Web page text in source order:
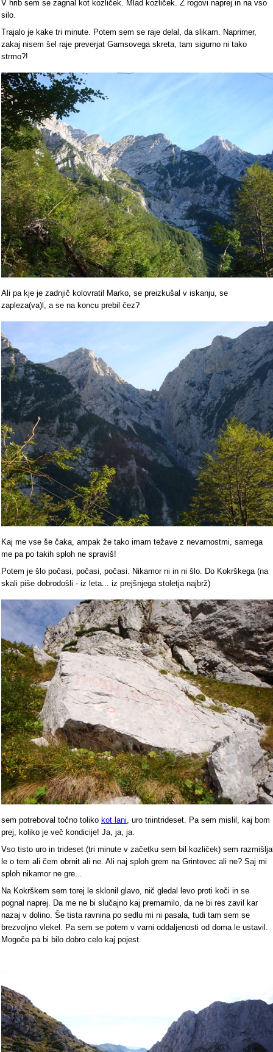
V hrib sem se zagnal kot kozliček. Mlad kozliček. Z rogovi naprej in na vso
silo.
Trajalo je kake tri minute. Potem sem se raje delal, da slikam. Naprimer,
zakaj nisem šel raje preverjat Gamsovega skreta, tam sigurno ni tako
strmo?!
Ali pa kje je zadnjič kolovratil Marko, se preizkušal v iskanju, se
zapleza(va)l, a se na koncu prebil čez?
Kaj me vse še čaka, ampak že tako imam težave z nevarnostmi, samega
me pa po takih sploh ne spraviš!
Potem je šlo počasi, počasi, počasi. Nikamor ni in ni šlo. Do Kokrškega (na
skali piše dobrodošli - iz leta... iz prejšnjega stoletja najbrž)
sem potreboval točno toliko kot lani , uro triintrideset. Pa sem mislil, kaj bom
prej, koliko je več kondicije! Ja, ja, ja.
Vso tisto uro in trideset (tri minute v začetku sem bil kozliček) sem
le o tem ali čem obrnit ali ne. Ali naj sploh grem na Grintovec ali ne? Saj mi
sploh nikamor ne gre...
Na Kokrškem sem torej le sklonil glavo, nič gledal levo proti koči in se
pognal naprej. Da me ne bi slučajno kaj premamilo, da ne bi res zavil kar
nazaj v dolino. Še tista ravnina po sedlu mi ni pasala, tudi tam sem se
brezvoljno vlekel. Pa sem se potem v varni oddaljenosti od doma le ustavil.
Mogoče pa bi bilo dobro celo kaj pojest.